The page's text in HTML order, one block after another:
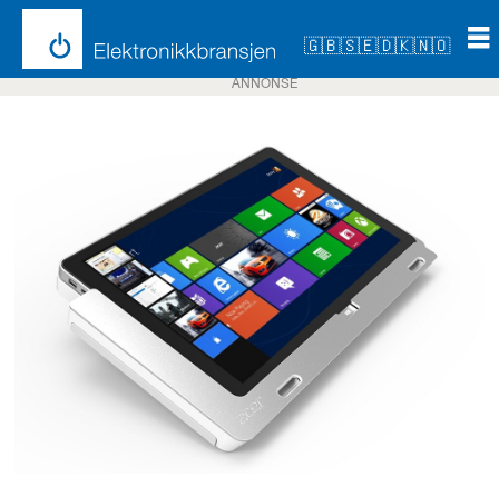
🇬🇧🇸🇪🇩🇰🇳🇴
ANNONSE